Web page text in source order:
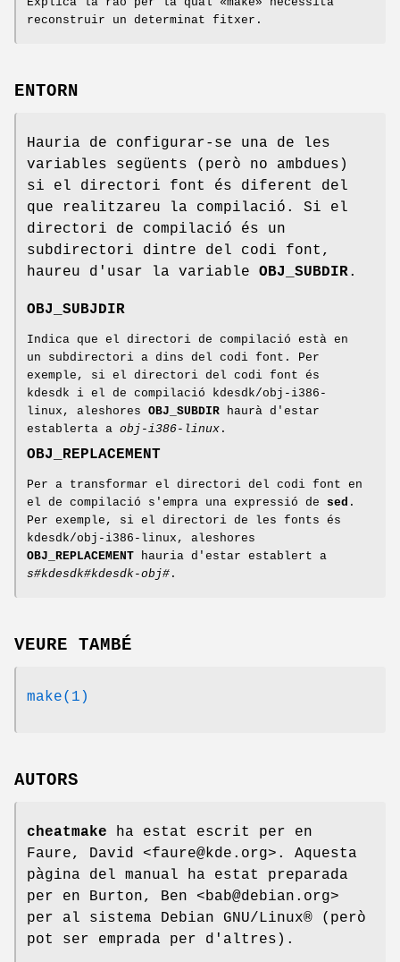
reconstruir un determinat fitxer.
ENTORN
Hauria de configurar-se una de les
variables següents (però no ambdues)
si el directori font és diferent del
que realitzareu la compilació. Si el
directori de compilació és un
subdirectori dintre del codi font,
haureu d'usar la variable OBJ_SUBDIR.
OBJ_SUBJDIR
Indica que el directori de compilació està en
un subdirectori a dins del codi font. Per
exemple, si el directori del codi font és
kdesdk i el de compilació kdesdk/obj-i386-
linux, aleshores OBJ_SUBDIR haurà d'estar
establerta a obj-i386-linux .
OBJ_REPLACEMENT
Per a transformar el directori del codi font en
el de compilació s'empra una expressió de sed .
Per exemple, si el directori de les fonts és
kdesdk/obj-i386-linux, aleshores
OBJ_REPLACEMENT hauria d'estar establert a
s#kdesdk#kdesdk-obj# .
VEURE TAMBÉ
make(1)
AUTORS
cheatmake ha estat escrit per en
Faure, David <faure@kde.org>. Aquesta
pàgina del manual ha estat preparada
per en Burton, Ben <bab@debian.org>
per al sistema Debian GNU/Linux® (però
pot ser emprada per d'altres).